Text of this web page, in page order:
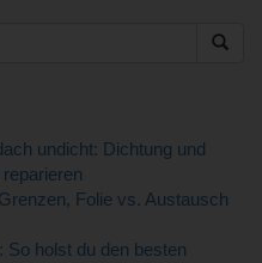
undicht: Dichtung und
Folie vs. Austausch
So holst du den besten